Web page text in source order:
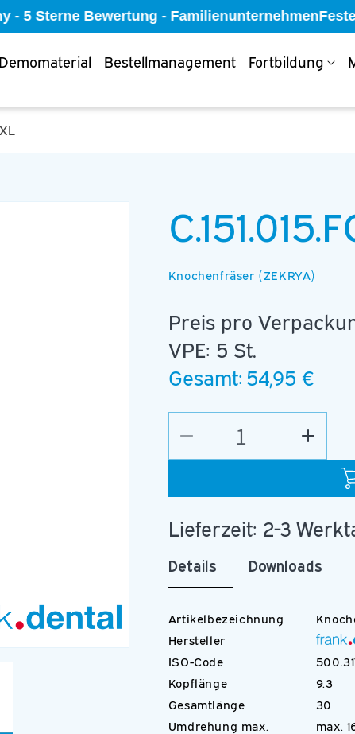
5 Sterne Bewertung - FamilienunternehmenFeste
Demomaterial Bestellmanagement Fortbildung
Knochenfräser (ZEKRYA)
Preis pro
VPE: 5 St.
Gesamt: 54,95 €
Verringere
die
Erhöhe
die
Menge
Lieferzeit: 2-3
Details Downloads
Artikelbezeichnung
Hersteller
ISO-Code
Kopflänge
9.3
Gesamtlänge
30
Umdrehung max.
max.